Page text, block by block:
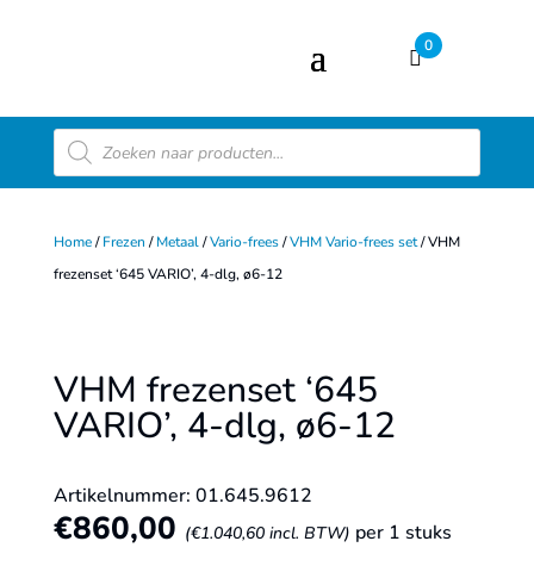
0
Producten
zoeken
Home/Frezen /Metaal/Vario-frees/VHM Vario-frees set/ VHM
frezenset ‘645 VARIO’, 4-dlg, ø6-12
VHM frezenset ‘645
VARIO’, 4-dlg, ø6-12
Artikelnummer: 01.645.9612
€860,00 (€1.040,60incl. BTW) per 1 stuks